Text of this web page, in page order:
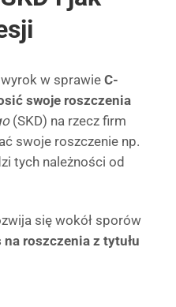
wyrok w sprawieC-
swoje roszczenia
(SKD) na rzecz firm
swoje roszczenie np.
tych należności od
się wokół sporów
na roszczenia z tytułu